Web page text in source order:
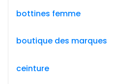
bottines femme
boutique des marques
ceinture